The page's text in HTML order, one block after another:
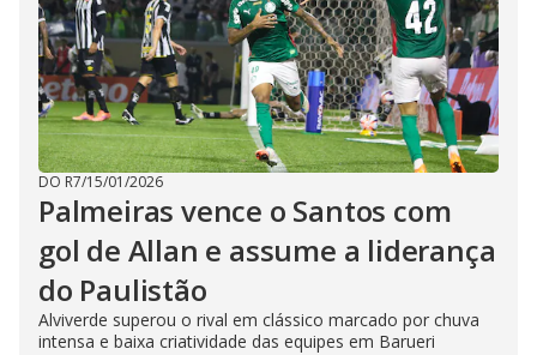
DO R7/15/01/2026
Palmeiras vence o Santos com
gol de Allan e assume a liderança
do Paulistão
Alviverde superou o rival em clássico marcado por chuva
intensa e baixa criatividade das equipes em Barueri